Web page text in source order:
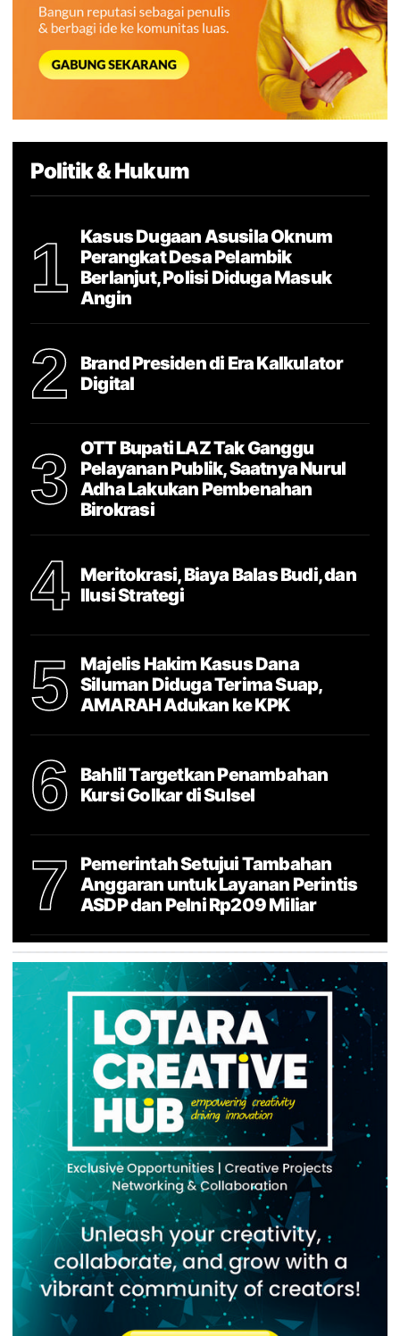
Politik & Hukum
1
Kasus Dugaan Asusila Oknum
Perangkat Desa Pelambik
Berlanjut, Polisi Diduga Masuk
Angin
2
Brand Presiden di Era Kalkulator
Digital
3
OTT Bupati LAZ Tak Ganggu
Pelayanan Publik, Saatnya Nurul
Adha Lakukan Pembenahan
Birokrasi
4
Meritokrasi, Biaya Balas Budi, dan
Ilusi Strategi
5
Majelis Hakim Kasus Dana
Siluman Diduga Terima Suap,
AMARAH Adukan ke KPK
6
Bahlil Targetkan Penambahan
Kursi Golkar di Sulsel
7
Pemerintah Setujui Tambahan
Anggaran untuk Layanan Perintis
ASDP dan Pelni Rp209 Miliar